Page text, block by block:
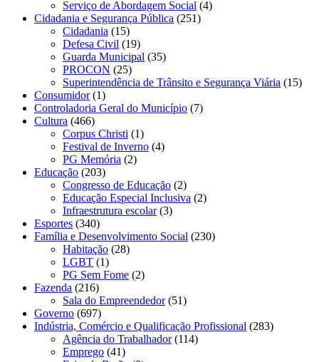
Serviço de Abordagem Social (4)
Cidadania e Segurança Pública (251)
Cidadania (15)
Defesa Civil (19)
Guarda Municipal (35)
PROCON (25)
Superintendência de Trânsito e Segurança Viária (15)
Consumidor(1)
Controladoria Geral do Município (7)
Cultura (466)
Corpus Christi (1)
Festival de Inverno (4)
PG Memória (2)
Educação (203)
Congresso de Educação (2)
Educação Especial Inclusiva (2)
Infraestrutura escolar(3)
Esportes (340)
Família e Desenvolvimento Social (230)
Habitação (28)
LGBT (1)
PG Sem Fome (2)
Fazenda (216)
Sala do Empreendedor(51)
Governo (697)
Indústria, Comércio e Qualificação Profissional (283)
Agência do Trabalhador(114)
Emprego (41)